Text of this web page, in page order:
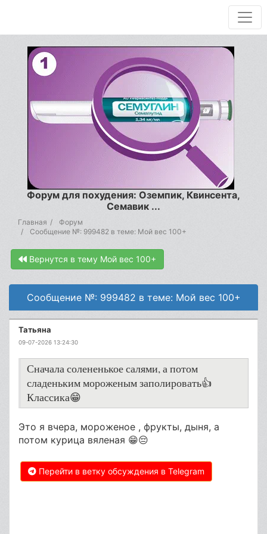
Форум для похудения: Оземпик, Квинсента,
Семавик ...
Главная
Форум
Сообщение №: 999482 в теме: Мой вес 100+
Вернутся в тему Мой вес 100+
Сообщение №: 999482 в теме: Мой вес 100+
Татьяна
09-07-2026 13:24:30
Сначала солененькое салями, а потом
сладеньким мороженым заполировать👍
Классика😁
Это я вчера, мороженое , фрукты, дыня, а
потом курица вяленая 😁😔
Перейти в ветку обсуждения в Telegram